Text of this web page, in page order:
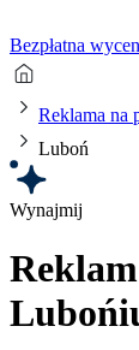
Bezpłatna
Reklama na
Luboń
Wynajmij